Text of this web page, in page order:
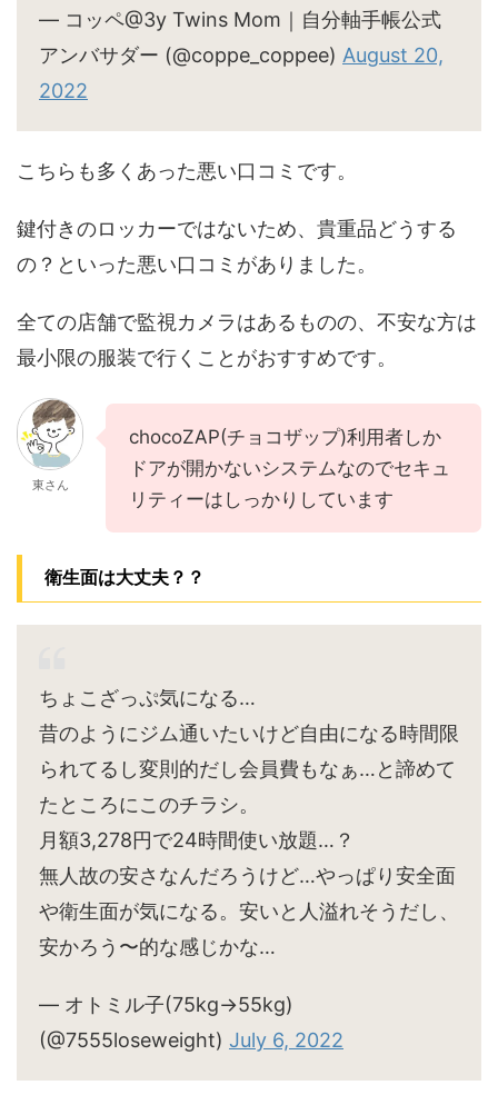
— コッペ@3y Twins Mom｜自分軸手帳公式
アンバサダー (@coppe_coppee) August 20,
2022
こちらも多くあった悪い口コミです。
鍵付きのロッカーではないため、貴重品どうする
の？といった悪い口コミがありました。
全ての店舗で監視カメラはあるものの、不安な方は
最小限の服装で行くことがおすすめです。
東さん
chocoZAP(チョコザップ)利用者しか
ドアが開かないシステムなのでセキュ
リティーはしっかりしています
衛生面は大丈夫？？
ちょこざっぷ気になる…
昔のようにジム通いたいけど自由になる時間限
られてるし変則的だし会員費もなぁ…と諦めて
たところにこのチラシ。
月額3,278円で24時間使い放題…？
無人故の安さなんだろうけど…やっぱり安全面
や衛生面が気になる。安いと人溢れそうだし、
安かろう〜的な感じかな…
— オトミル子(75kg→55kg)
(@7555loseweight) July 6, 2022